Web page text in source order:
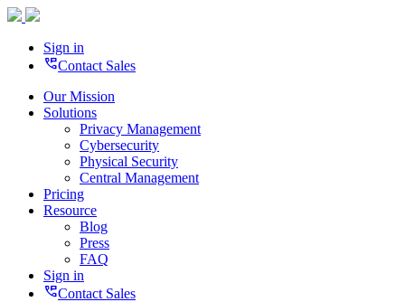
Sign in
perm_phone_msgContact Sales
Our Mission
Solutions
Privacy Management
Cybersecurity
Physical Security
Central Management
Pricing
Resource
Blog
Press
FAQ
Sign in
perm_phone_msgContact Sales